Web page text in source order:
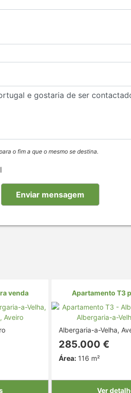
o fim a que o mesmo se destina.
venda Apartamento T3
Albergaria-a-Velha,
285.000 €
Área: 116 m²
Ver